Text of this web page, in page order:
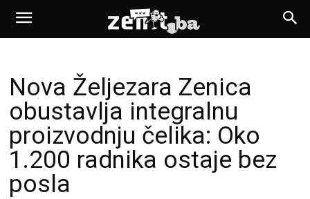
Nova Željezara Zenica
obustavlja integralnu
proizvodnju čelika: Oko
1.200 radnika ostaje bez
posla